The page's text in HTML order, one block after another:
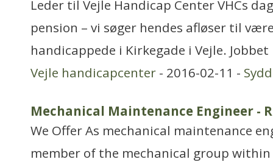
Leder til Vejle Handicap Center VHCs
pension – vi søger hendes afløser til
handicappede i Kirkegade i Vejle.
Vejle handicapcenter - 2016-02-11 -
Mechanical Maintenance Engineer -
We Offer As mechanical maintenance
member of the mechanical group